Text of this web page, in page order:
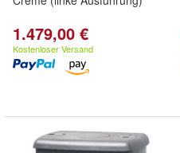
1.479,00 €
Kostenloser Versand